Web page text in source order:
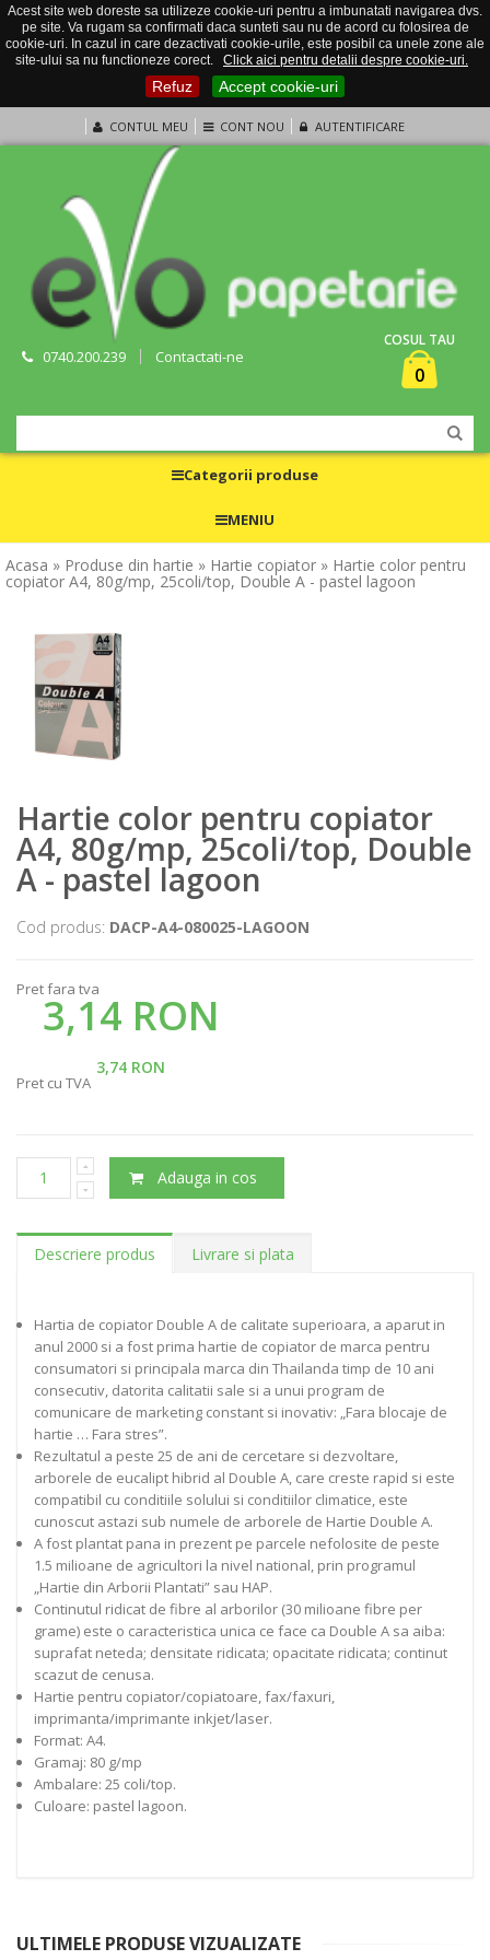
Acest site web doreste sa utilizeze cookie-uri pentru a imbunatati navigarea dvs.
pe site. Va rugam sa confirmati daca sunteti sau nu de acord cu folosirea de
cookie-uri. In cazul in care dezactivati cookie-urile, este posibil ca unele zone ale
site-ului sa nu functioneze corect.
Click aici pentru detalii despre cookie-uri.
Refuz Accept cookie-uri
CONTUL MEU CONT NOU AUTENTIFICARE
0740.200.239 Contactati-ne
COSUL TAU
0
Categorii produse
MENIU
Acasa » Produse din hartie » Hartie copiator » Hartie color pentru
copiator A4, 80g/mp, 25coli/top, Double A - pastel lagoon
Hartie color pentru copiator
A4, 80g/mp, 25coli/top, Double
A - pastel lagoon
Cod produs: DACP-A4-080025-LAGOON
Pret fara tva
3,14 RON
3,74 RON
Pret cu TVA
Adauga in cos
Descriere produs Livrare si plata
Hartia de copiator Double A de calitate superioara, a aparut in
anul 2000 si a fost prima hartie de copiator de marca pentru
consumatori si principala marca din Thailanda timp de 10 ani
consecutiv, datorita calitatii sale si a unui program de
comunicare de marketing constant si inovativ: „Fara blocaje de
hartie … Fara stres”.
Rezultatul a peste 25 de ani de cercetare si dezvoltare,
arborele de eucalipt hibrid al Double A, care creste rapid si este
compatibil cu conditiile solului si conditiilor climatice, este
cunoscut astazi sub numele de arborele de Hartie Double A.
A fost plantat pana in prezent pe parcele nefolosite de peste
1.5 milioane de agricultori la nivel national, prin programul
„Hartie din Arborii Plantati” sau HAP.
Continutul ridicat de fibre al arborilor (30 milioane fibre per
grame) este o caracteristica unica ce face ca Double A sa aiba:
suprafat neteda; densitate ridicata; opacitate ridicata; continut
scazut de cenusa.
Hartie pentru copiator/copiatoare, fax/faxuri,
imprimanta/imprimante inkjet/laser.
Format: A4.
Gramaj: 80 g/mp
Ambalare: 25 coli/top.
Culoare: pastel lagoon.
ULTIMELE PRODUSE VIZUALIZATE